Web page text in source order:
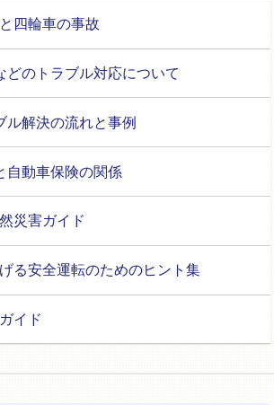
四輪車の事故
どのトラブル対応について
ル解決の流れと事例
自動車保険の関係
災害ガイド
る安全運転のためのヒント集
イド